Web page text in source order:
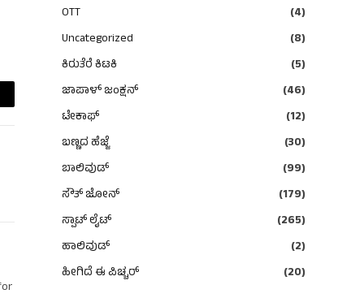
OTT
(4)
Uncategorized
(8)
ಕಿರುತೆರೆ ಕಿಟಕಿ
(5)
ಜಾಪಾಳ್ ಜಂಕ್ಷನ್
(46)
ಟೇಕಾಫ್
(12)
ಬಣ್ಣದ ಹೆಜ್ಜೆ
(30)
ಬಾಲಿವುಡ್
(99)
ಸೌತ್ ಜೋನ್
(179)
ಸ್ಪಾಟ್ ಲೈಟ್
(265)
ಹಾಲಿವುಡ್
(2)
ಹೀಗಿದೆ ಈ ಪಿಚ್ಚರ್
(20)